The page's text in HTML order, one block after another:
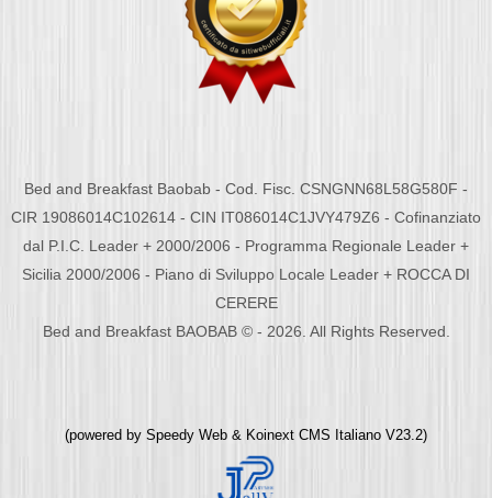
Bed and Breakfast Baobab - Cod. Fisc. CSNGNN68L58G580F -
CIR 19086014C102614 - CIN IT086014C1JVY479Z6 - Cofinanziato
dal P.I.C. Leader + 2000/2006 - Programma Regionale Leader +
Sicilia 2000/2006 - Piano di Sviluppo Locale Leader + ROCCA DI
CERERE
Bed and Breakfast BAOBAB © - 2026. All Rights Reserved.
(powered by Speedy Web & Koinext CMS Italiano V23.2)